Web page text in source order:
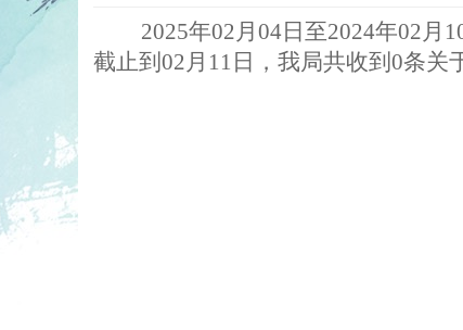
2025年02月04日 至2024年02月
截止到02月11日，我局共收到0条关